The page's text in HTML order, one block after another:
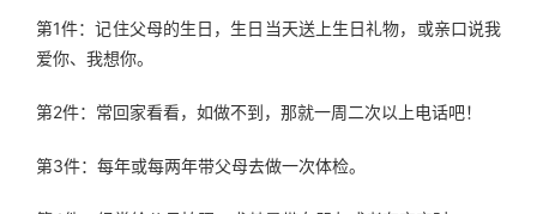
第1件：记住父母的生日，生日当天送上生日礼物，或亲口说我
爱你、我想你。
第2件：常回家看看，如做不到，那就一周二次以上电话吧！
第3件：每年或每两年带父母去做一次体检。